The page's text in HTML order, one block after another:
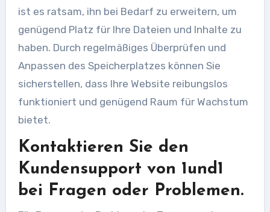
ist es ratsam, ihn bei Bedarf zu erweitern, um
genügend Platz für Ihre Dateien und Inhalte zu
haben. Durch regelmäßiges Überprüfen und
Anpassen des Speicherplatzes können Sie
sicherstellen, dass Ihre Website reibungslos
funktioniert und genügend Raum für Wachstum
bietet.
Kontaktieren Sie den
Kundensupport von 1und1
bei Fragen oder Problemen.